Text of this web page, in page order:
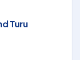
Turu